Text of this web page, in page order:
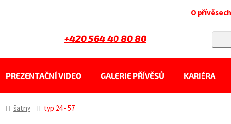
O přívěsech
+420 564 40 80 80
PREZENTAČNÍ VIDEO GALERIE PŘÍVĚSŮ KARIÉRA
šatny typ 24 - 57